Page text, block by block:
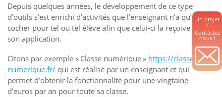
Un projet
?
Contactez
nous !
Depuis quelques années, le développement de ce type
d’outils s’est enrichi d’activités que l’enseignant n’a qu’à
cocher pour tel ou tel élève afin que celui-ci la reçoive dans
son application.
Citons par exemple « Classe numérique » https://classe-
numerique.fr/ qui est réalisé par un enseignant et qui
permet d’obtenir la fonctionnalité pour une vingtaine
d’euros par an pour toute sa classe.